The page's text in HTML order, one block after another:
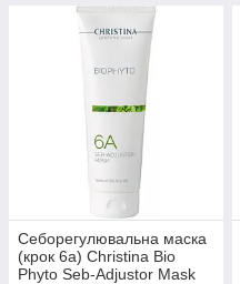
Себорегулювальна маска
(крок 6а) Christina Bio
Phyto Seb-Adjustor Mask